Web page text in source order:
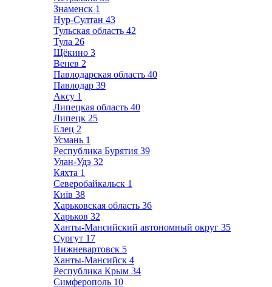
Знаменск 1
Нур-Султан 43
Тульская область 42
Тула 26
Щёкино 3
Венев 2
Павлодарская область 40
Павлодар 39
Аксу 1
Липецкая область 40
Липецк 25
Елец 2
Усмань 1
Республика Бурятия 39
Улан-Удэ 32
Кяхта 1
Северобайкальск 1
Київ 38
Харьковская область 36
Харьков 32
Ханты-Мансийский автономный округ 35
Сургут 17
Нижневартовск 5
Ханты-Мансийск 4
Республика Крым 34
Симферополь 10